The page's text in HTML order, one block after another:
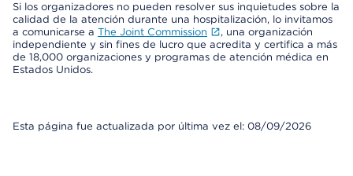
Si los organizadores no pueden resolver sus inquietudes sobre la
calidad de la atención durante una hospitalización, lo invitamos
a comunicarse a The Joint Commission
, una organización
independiente y sin fines de lucro que acredita y certifica a más
de 18,000 organizaciones y programas de atención médica en
Estados Unidos.
Esta página fue actualizada por última vez el: 08/09/2026